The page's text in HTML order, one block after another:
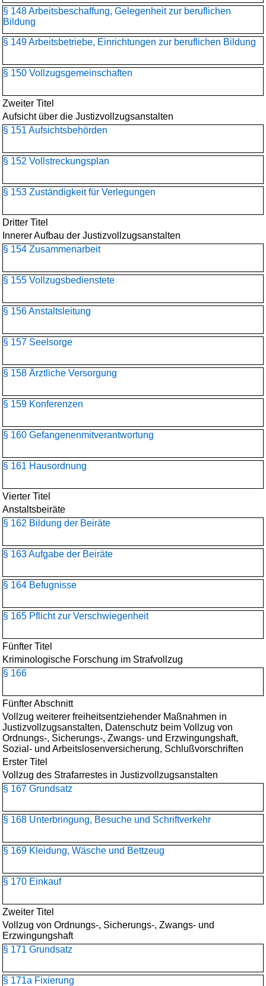
§ 148 Arbeitsbeschaffung, Gelegenheit zur beruflichen
Bildung
§ 149 Arbeitsbetriebe, Einrichtungen zur beruflichen Bildung
§ 150 Vollzugsgemeinschaften
Zweiter Titel
Aufsicht über die Justizvollzugsanstalten
§ 151 Aufsichtsbehörden
§ 152 Vollstreckungsplan
§ 153 Zuständigkeit für Verlegungen
Dritter Titel
Innerer Aufbau der Justizvollzugsanstalten
§ 154 Zusammenarbeit
§ 155 Vollzugsbedienstete
§ 156 Anstaltsleitung
§ 157 Seelsorge
§ 158 Ärztliche Versorgung
§ 159 Konferenzen
§ 160 Gefangenenmitverantwortung
§ 161 Hausordnung
Vierter Titel
Anstaltsbeiräte
§ 162 Bildung der Beiräte
§ 163 Aufgabe der Beiräte
§ 164 Befugnisse
§ 165 Pflicht zur Verschwiegenheit
Fünfter Titel
Kriminologische Forschung im Strafvollzug
§ 166
Fünfter Abschnitt
Vollzug weiterer freiheitsentziehender Maßnahmen in
Justizvollzugsanstalten, Datenschutz beim Vollzug von
Ordnungs-, Sicherungs-, Zwangs- und Erzwingungshaft,
Sozial- und Arbeitslosenversicherung, Schlußvorschriften
Erster Titel
Vollzug des Strafarrestes in Justizvollzugsanstalten
§ 167 Grundsatz
§ 168 Unterbringung, Besuche und Schriftverkehr
§ 169 Kleidung, Wäsche und Bettzeug
§ 170 Einkauf
Zweiter Titel
Vollzug von Ordnungs-, Sicherungs-, Zwangs- und
Erzwingungshaft
§ 171 Grundsatz
§ 171a Fixierung